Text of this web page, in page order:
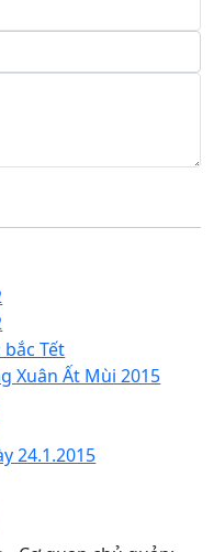
Tết
Xuân Ất Mùi 2015
24.1.2015